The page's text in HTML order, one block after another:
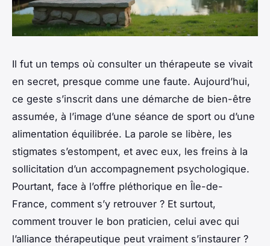
Il fut un temps où consulter un thérapeute se vivait
en secret, presque comme une faute. Aujourd’hui,
ce geste s’inscrit dans une démarche de bien-être
assumée, à l’image d’une séance de sport ou d’une
alimentation équilibrée. La parole se libère, les
stigmates s’estompent, et avec eux, les freins à la
sollicitation d’un accompagnement psychologique.
Pourtant, face à l’offre pléthorique en Île-de-
France, comment s’y retrouver ? Et surtout,
comment trouver le bon praticien, celui avec qui
l’alliance thérapeutique peut vraiment s’instaurer ?